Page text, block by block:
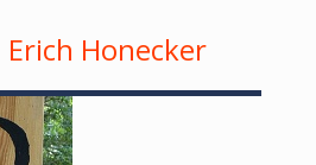
Erich Honecker